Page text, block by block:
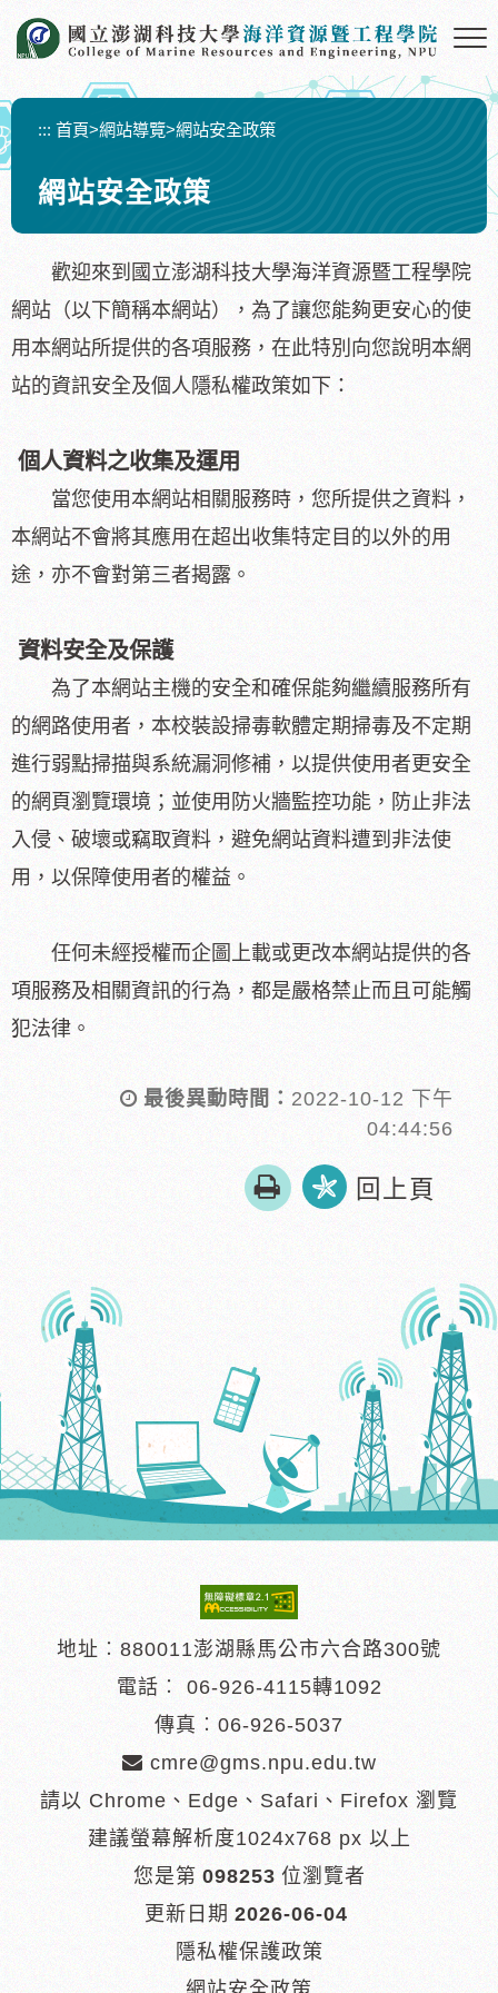
內
容
區
::: 首頁>網站導覽>網站安全政策
網站安全政策
歡迎來到國立澎湖科技大學海洋資源暨工程學院
網站（以下簡稱本網站），為了讓您能夠更安心的使
用本網站所提供的各項服務，在此特別向您說明本網
站的資訊安全及個人隱私權政策如下：
個人資料之收集及運用
當您使用本網站相關服務時，您所提供之資料，
本網站不會將其應用在超出收集特定目的以外的用
途，亦不會對第三者揭露。
資料安全及保護
為了本網站主機的安全和確保能夠繼續服務所有
的網路使用者，本校裝設掃毒軟體定期掃毒及不定期
進行弱點掃描與系統漏洞修補，以提供使用者更安全
的網頁瀏覽環境；並使用防火牆監控功能，防止非法
入侵、破壞或竊取資料，避免網站資料遭到非法使
用，以保障使用者的權益。
任何未經授權而企圖上載或更改本網站提供的各
項服務及相關資訊的行為，都是嚴格禁止而且可能觸
犯法律。
最後異動時間： 2022-10-12 下午
04:44:56
友
善
回上頁
地址︰880011澎湖縣馬公市六合路300號
電話︰ 06-926-4115轉1092
傳真︰06-926-5037
cmre@gms.npu.edu.tw
請以 Chrome、Edge、Safari、Firefox 瀏覽
建議螢幕解析度1024x768 px 以上
您是第 098253 位瀏覽者
更新日期 2026-06-04
隱私權保護政策